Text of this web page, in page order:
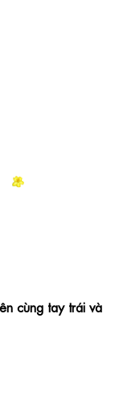
cùng tay trái và